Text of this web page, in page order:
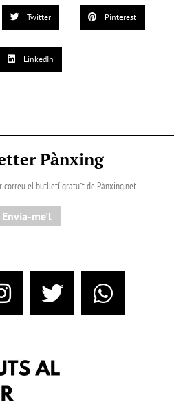
Twitter Pinterest
LinkedIn
Pànxing
correu el butlletí gratuït de Pànxing.net​
Envia-me'l